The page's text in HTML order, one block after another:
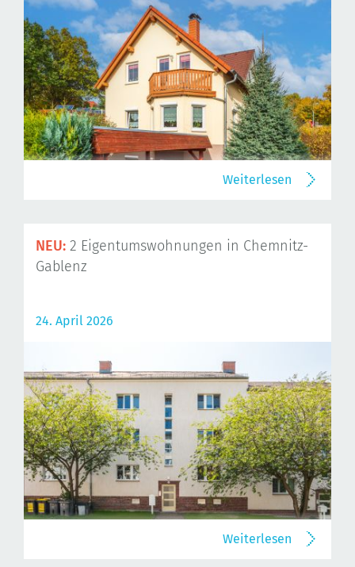
Weiterlesen
NEU: 2 Eigentumswohnungen in Chemnitz-
Gablenz
24. April 2026
Weiterlesen